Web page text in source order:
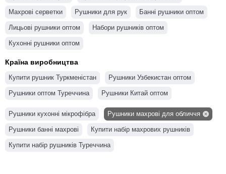
Махрові серветки Рушники для рук Банні рушники оптом
Лицьові рушники оптом Набори рушників оптом
Кухонні рушники оптом
Країна виробництва
Купити рушник Туркменістан Рушники Узбекистан оптом
Рушники оптом Туреччина Рушники Китай оптом
Рушники кухонні мікрофібра Рушники махрові для обличчя
Рушники банні махрові Купити набір махрових рушників
Купити набір рушників Туреччина